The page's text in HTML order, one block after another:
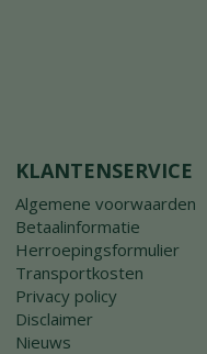
KLANTENSERVICE
Algemene voorwaarden
Betaalinformatie
Herroepingsformulier
Transportkosten
Privacy policy
Disclaimer
Nieuws